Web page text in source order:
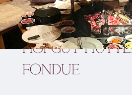
Hofgut
Fondue